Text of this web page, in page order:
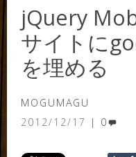
jQuery
サイトに
を埋める
MOGUMAGU
2012/12/17
0